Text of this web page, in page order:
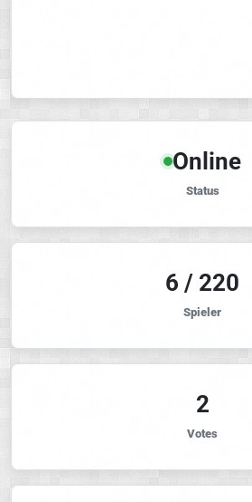
Online
Status
6 / 220
Spieler
2
Votes